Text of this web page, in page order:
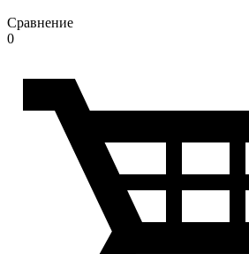
Сравнение
0